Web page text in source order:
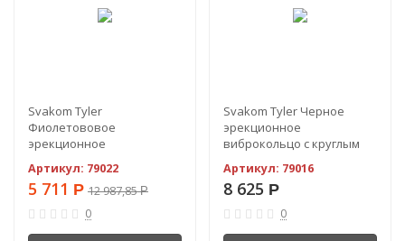
Svakom Tyler
Фиолетововое
эрекционное
стимулятором (ст. арт.
SVZD-150501-VLT)
Артикул: 79022
5 711 Р 12 987,85Р
0
Svakom Tyler Черное
эрекционное
виброкольцо с круглым
(ст.арт.SVZD-150501-BLK)
Артикул: 79016
8 625 Р
0